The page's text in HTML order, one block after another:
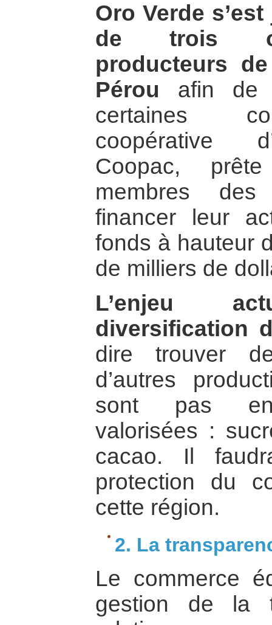
Oro Verde
de trois
producteurs
Pérou afin de
certaines
coopérative
Coopac,
membres des
financer leur
fonds à hauteur
de milliers de
L’enjeu
diversification
dire trouver
d’autres
sont pas
valorisées :
cacao. Il
protection du
cette région.
2. La
Le commerce
gestion de la